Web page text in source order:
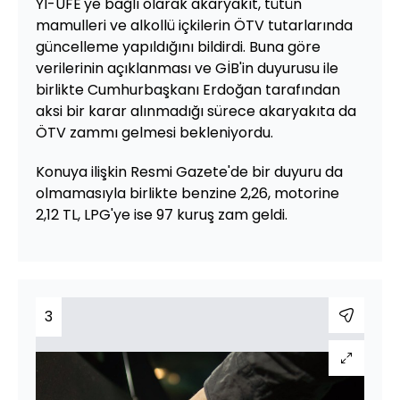
mamulleri ve alkollü içkilerin ÖTV tutarlarında
güncelleme yapıldığını bildirdi. Buna göre
verilerinin açıklanması ve GİB'in duyurusu ile
birlikte Cumhurbaşkanı Erdoğan tarafından
aksi bir karar alınmadığı sürece akaryakıta da
ÖTV zammı gelmesi bekleniyordu.
Konuya ilişkin Resmi Gazete'de bir duyuru da
olmamasıyla birlikte benzine 2,26, motorine
2,12 TL, LPG'ye ise 97 kuruş zam geldi.
3